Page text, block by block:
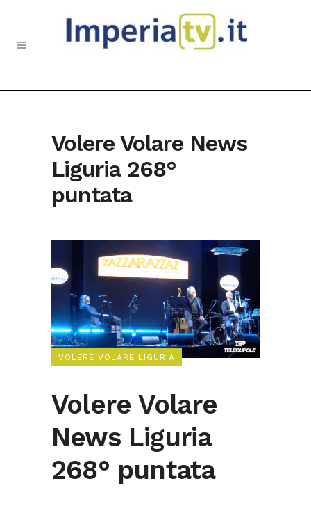
Volere Volare News
Liguria 268°
puntata
VOLERE VOLARE LIGURIA
Volere Volare
News Liguria
268° puntata